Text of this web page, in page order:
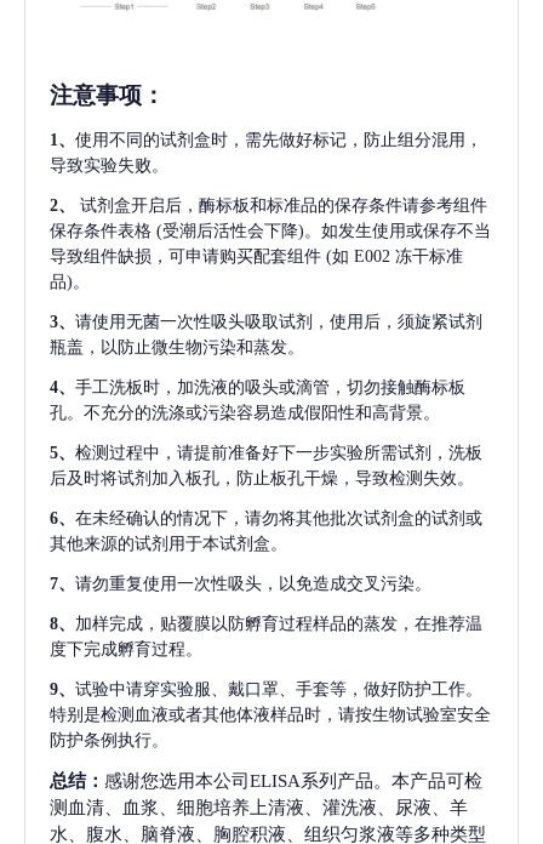
注意事项 ：
1、 使用不同的试剂盒时，需先做好标记，防止组分混用，
导致实验失败。
2、
试剂盒开启后，酶标板和标准品的保存条件请参考组件
保存条件表格 (受潮后活性会下降)。如发生使用或保存不当
导致组件缺损，可申请购买配套组件 (如 E002 冻干标准
品)。
3、 请使用无菌一次性吸头吸取试剂，使用后，须旋紧试剂
瓶盖，以防止微生物污染和蒸发。
4、 手工洗板时，加洗液的吸头或滴管，切勿接触酶标板
孔。不充分的洗涤或污染容易造成假阳性和高背景。
5、 检测过程中，请提前准备好下一步实验所需试剂，洗板
后及时将试剂加入板孔，防止板孔干燥，导致检测失效。
6、 在未经确认的情况下，请勿将其他批次试剂盒的试剂或
其他来源的试剂用于本试剂盒。
7、 请勿重复使用一次性吸头，以免造成交叉污染。
8、 加样完成，贴覆膜以防孵育过程样品的蒸发，在推荐温
度下完成孵育过程。
9、 试验中请穿实验服、戴口罩、手套等，做好防护工作。
特别是检测血液或者其他体液样品时，请按生物试验室安全
防护条例执行。
总结： 感谢您选用本公司ELISA系列产品。本产品可检
测血清、血浆、细胞培养上清液、灌洗液、尿液、羊
水、腹水、脑脊液、胸腔积液、组织匀浆液等多种类型